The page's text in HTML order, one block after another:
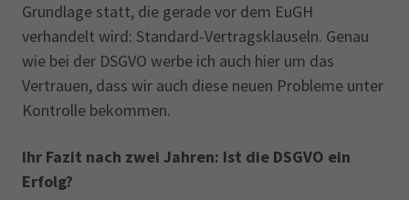
Grundlage statt, die gerade vor dem EuGH
verhandelt wird: Standard-Vertragsklauseln. Genau
wie bei der DSGVO werbe ich auch hier um das
Vertrauen, dass wir auch diese neuen Probleme unter
Kontrolle bekommen.
Ihr Fazit nach zwei Jahren: Ist die DSGVO ein
Erfolg?